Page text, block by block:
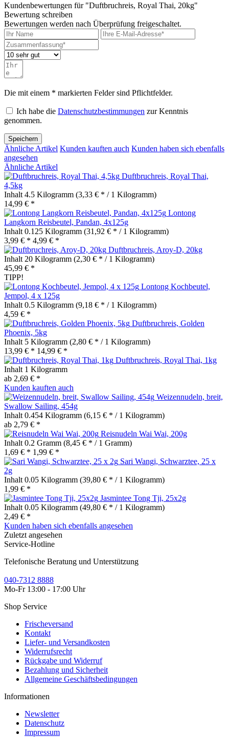
Kundenbewertungen für "Duftbruchreis, Royal Thai, 20kg"
Bewertung schreiben
Bewertungen werden nach Überprüfung freigeschaltet.
Die mit einem * markierten Felder sind Pflichtfelder.
Ich habe die Datenschutzbestimmungen zur Kenntnis
genommen.
Speichern
Ähnliche Artikel Kunden kauften auch Kunden haben sich ebenfalls
angesehen
Ähnliche Artikel
Duftbruchreis, Royal Thai,
4,5kg
Inhalt 4.5 Kilogramm (3,33 € * / 1 Kilogramm)
14,99 € *
Lontong
Langkorn Reisbeutel, Pandan, 4x125g
Inhalt 0.125 Kilogramm (31,92 € * / 1 Kilogramm)
3,99 € * 4,99 € *
Duftbruchreis, Aroy-D, 20kg
Inhalt 20 Kilogramm (2,30 € * / 1 Kilogramm)
45,99 € *
TIPP!
Lontong Kochbeutel,
Jempol, 4 x 125g
Inhalt 0.5 Kilogramm (9,18 € * / 1 Kilogramm)
4,59 € *
Duftbruchreis, Golden
Phoenix, 5kg
Inhalt 5 Kilogramm (2,80 € * / 1 Kilogramm)
13,99 € * 14,99 € *
Duftbruchreis, Royal Thai, 1kg
Inhalt 1 Kilogramm
ab 2,69 € *
Kunden kauften auch
Weizennudeln, breit,
Swallow Sailing, 454g
Inhalt 0.454 Kilogramm (6,15 € * / 1 Kilogramm)
ab 2,79 € *
Reisnudeln Wai Wai, 200g
Inhalt 0.2 Gramm (8,45 € * / 1 Gramm)
1,69 € * 1,99 € *
Sari Wangi, Schwarztee, 25 x
2g
Inhalt 0.05 Kilogramm (39,80 € * / 1 Kilogramm)
1,99 € *
Jasmintee Tong Tji, 25x2g
Inhalt 0.05 Kilogramm (49,80 € * / 1 Kilogramm)
2,49 € *
Kunden haben sich ebenfalls angesehen
Zuletzt angesehen
Service-Hotline
Telefonische Beratung und Unterstützung
040-7312 8888
Mo-Fr 13:00 - 17:00 Uhr
Shop Service
Frischeversand
Kontakt
Liefer- und Versandkosten
Widerrufsrecht
Rückgabe und Widerruf
Bezahlung und Sicherheit
Allgemeine Geschäftsbedingungen
Informationen
Newsletter
Datenschutz
Impressum